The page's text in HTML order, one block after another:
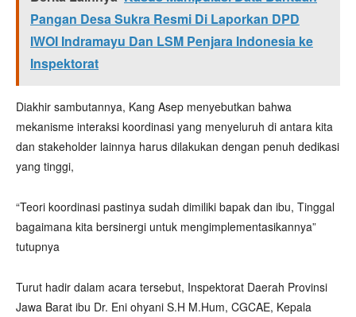
Pangan Desa Sukra Resmi Di Laporkan DPD
IWOI Indramayu Dan LSM Penjara Indonesia ke
Inspektorat
Diakhir sambutannya, Kang Asep menyebutkan bahwa
mekanisme interaksi koordinasi yang menyeluruh di antara kita
dan stakeholder lainnya harus dilakukan dengan penuh dedikasi
yang tinggi,
“Teori koordinasi pastinya sudah dimiliki bapak dan ibu, Tinggal
bagaimana kita bersinergi untuk mengimplementasikannya”
tutupnya
Turut hadir dalam acara tersebut, Inspektorat Daerah Provinsi
Jawa Barat ibu Dr. Eni ohyani S.H M.Hum, CGCAE, Kepala